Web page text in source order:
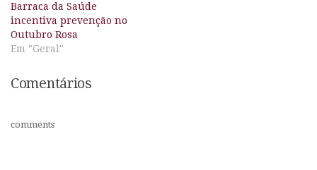
Barraca da Saúde
incentiva prevenção no
Outubro Rosa
Em "Geral"
Comentários
comments